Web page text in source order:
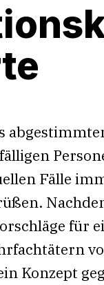
Fälle
für
Konzept